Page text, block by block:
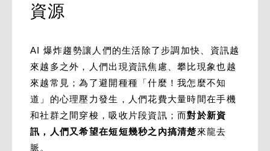
資源
AI 爆炸趨勢讓人們的生活除了步調加快、資訊越
來越多之外，人們出現資訊焦慮、攀比現象也越
來越常見；為了避開種種「什麼！我怎麼不知
道」的心理壓力發生，人們花費大量時間在手機
和社群之間穿梭，吸收片段資訊；而對於新資
訊，人們又希望在短短幾秒之內搞清楚來龍去
脈。